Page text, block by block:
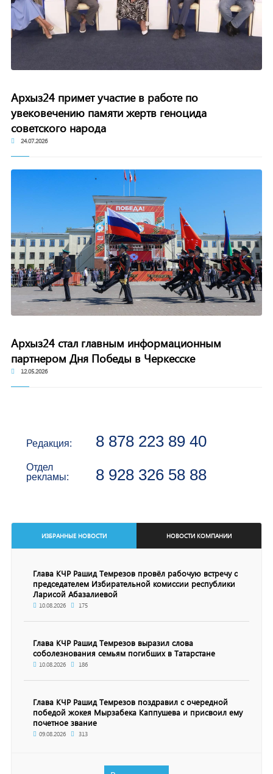
Архыз24 примет участие в работе по
увековечению памяти жертв геноцида
советского народа
24.07.2026
Архыз24 стал главным информационным
партнером Дня Победы в Черкесске
12.05.2026
Редакция: 8 878 223 89 40
Отдел
рекламы:
8 928 326 58 88
ИЗБРАННЫЕ НОВОСТИ НОВОСТИ КОМПАНИИ
Глава КЧР Рашид Темрезов провёл рабочую встречу с
председателем Избирательной комиссии республики
Ларисой Абазалиевой
10.08.2026 175
Глава КЧР Рашид Темрезов выразил слова
соболезнования семьям погибших в Татарстане
10.08.2026 186
Глава КЧР Рашид Темрезов поздравил с очередной
победой жокея Мырзабека Каппушева и присвоил ему
почетное звание
09.08.2026 313